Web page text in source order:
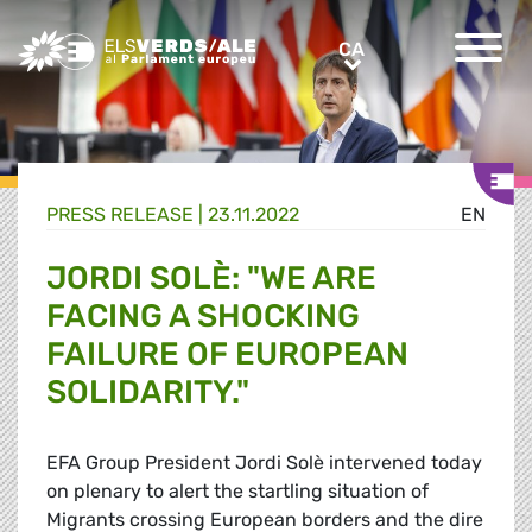
Greens/EFA Home CACA
EN
PRESS RELEASE | 23.11.2022
JORDI SOLÈ: "WE ARE
FACING A SHOCKING
FAILURE OF EUROPEAN
SOLIDARITY."
EFA Group President Jordi Solè intervened today
on plenary to alert the startling situation of
Migrants crossing European borders and the dire